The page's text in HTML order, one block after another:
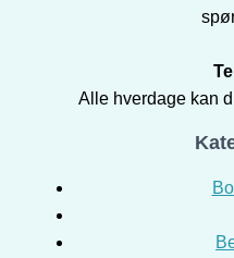
Alle hverdage kan